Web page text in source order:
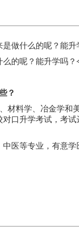
做什么的呢？能
的呢？能升学吗？
料学、冶金学和
口升学考试，考
医等专业，有意学